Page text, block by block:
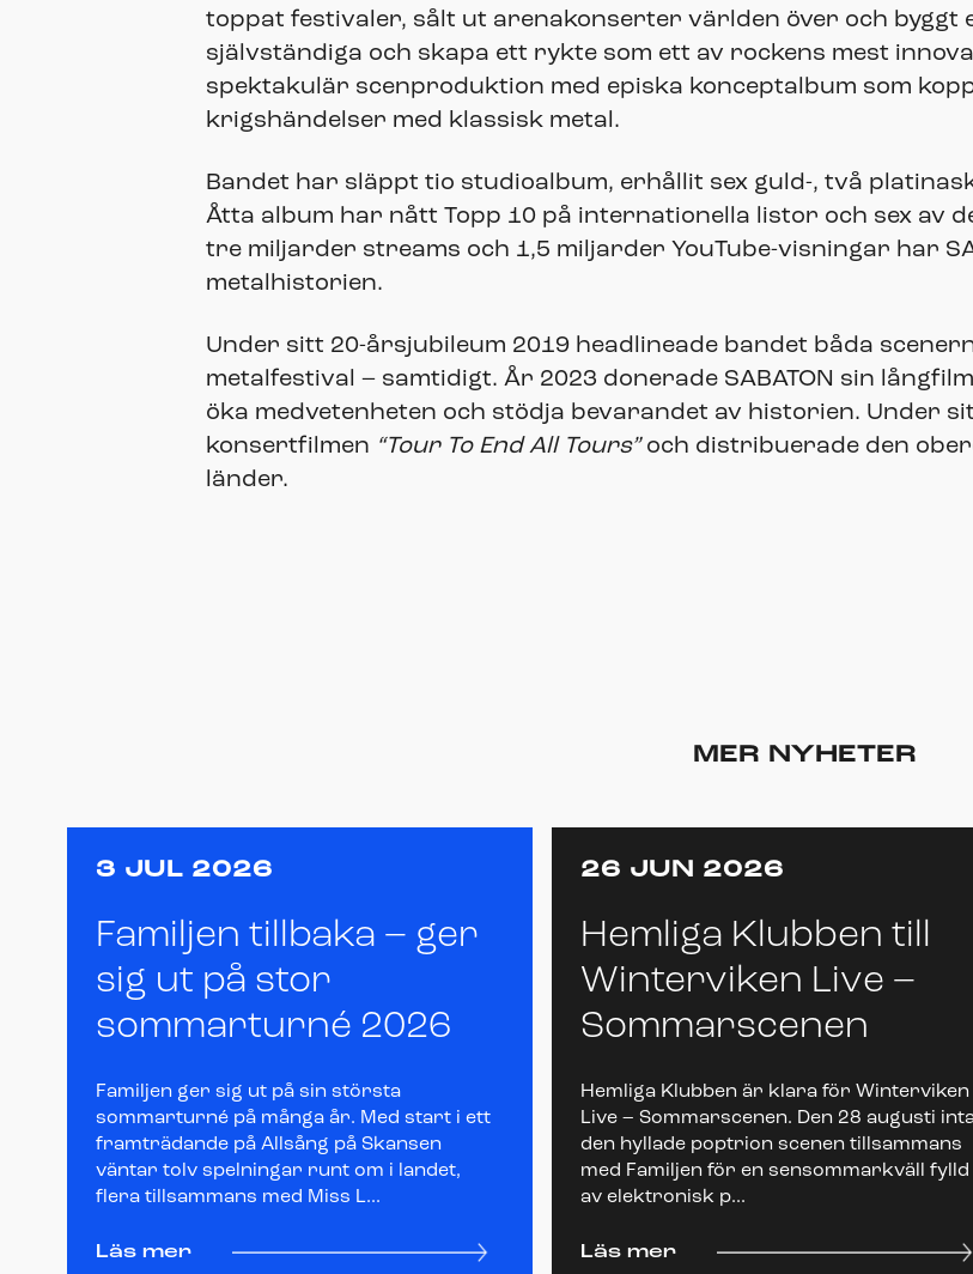
toppat festivaler, sålt ut arenakonserter världen över och byggt
självständiga och skapa ett rykte som ett av rockens mest
spektakulär scenproduktion med episka konceptalbum som
krigshändelser med klassisk metal.
Bandet har släppt tio studioalbum, erhållit sex guld-, två
Åtta album har nått Topp 10 på internationella listor och sex av
tre miljarder streams och 1,5 miljarder YouTube-visningar har
metalhistorien.
Under sitt 20-årsjubileum 2019 headlineade bandet båda
metalfestival – samtidigt. År 2023 donerade SABATON sin
öka medvetenheten och stödja bevarandet av historien. Under
konsertfilmen “Tour To End All Tours”och distribuerade den
länder.
MER NYHETER
3 JUL 2026
Familjen tillbaka – ger
sig ut på stor
sommarturné 2026
Familjen ger sig ut på sin största
sommarturné på många år. Med start i ett
framträdande på Allsång på Skansen
väntar tolv spelningar runt om i landet,
flera tillsammans med Miss L...
Läs mer
26 JUN 2026
Hemliga Klubben till
Winterviken Live –
Sommarscenen
Hemliga Klubben är klara för Winterviken
Live – Sommarscenen. Den 28 augusti
den hyllade poptrion scenen tillsammans
med Familjen för en sensommarkväll fylld
av elektronisk p...
Läs mer